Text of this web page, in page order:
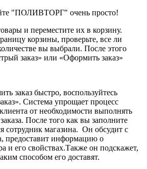
"ПОЛИВТОРГ" очень просто!
и переместите их в корзину.
корзины, проверьте, все ли
вы выбрали. После этого
заказ» или «Оформить заказ»
заказ быстро, воспользуйтесь
Система упрощает процесс
от необходимости выполнять
После того как вы заполните
сотрудник магазина. Он обсудит с
предоставит информацию о
и его свойствах.Также он подскажет,
способом его доставят.